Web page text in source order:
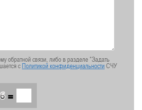
обратной связи, либо в разделе "Задать
сПолитикой конфиденциальностиСЧУ
=